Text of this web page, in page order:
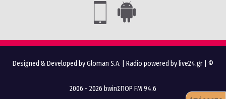
Designed & Developed by Gloman S.A. Radio powered by live24.gr | ©
2006 - 2026 bwinΣΠΟΡ FM 94.6